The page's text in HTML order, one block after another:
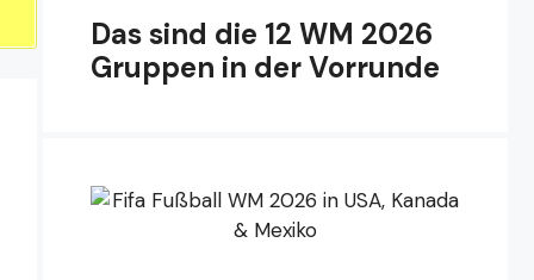
Das sind die 12 WM 2026
Gruppen in der Vorrunde